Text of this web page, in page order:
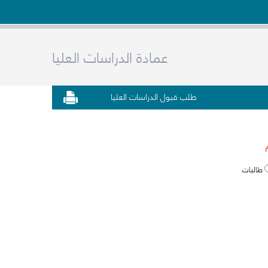
عمادة الدراسات العليا
طلب قبول الدراسات العليا
طالبات